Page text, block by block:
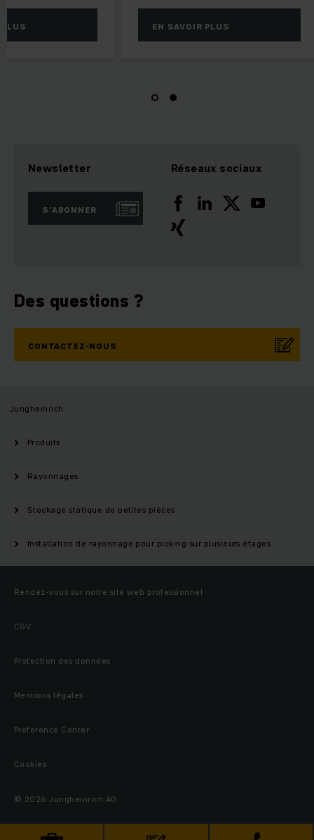
EN SAVOIR PLUS
Newsletter
S'ABONNER
Réseaux sociaux
Des questions ?
CONTACTEZ-NOUS
Jungheinrich
Produits
Rayonnages
Stockage statique de petites pièces
Installation de rayonnage pour picking sur plusieurs étages
Rendez-vous sur notre site web professionnel
CGV
Protection des données
Mentions légales
Preference Center
Cookies
© 2026 Jungheinrich AG